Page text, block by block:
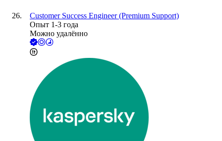
Customer Success Engineer (Premium Support)
Опыт 1-3 года
Можно удалённо